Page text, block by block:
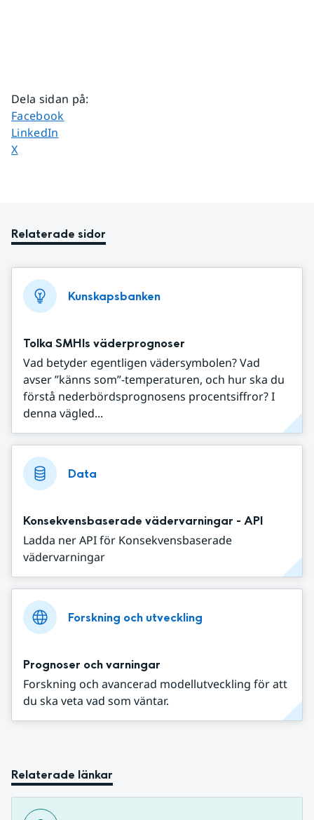
Dela sidan på:
Dela sidan på
Facebook
Dela sidan på
LinkedIn
Dela sidan på
X
Relaterade sidor
Kunskapsbanken
Tolka SMHIs väderprognoser
Vad betyder egentligen vädersymbolen? Vad
avser ”känns som”-temperaturen, och hur ska du
förstå nederbördsprognosens procentsiffror? I
denna vägled...
Data
Konsekvensbaserade vädervarningar - API
Ladda ner API för Konsekvensbaserade
vädervarningar
Forskning och utveckling
Prognoser och varningar
Forskning och avancerad modellutveckling för att
du ska veta vad som väntar.
Relaterade länkar